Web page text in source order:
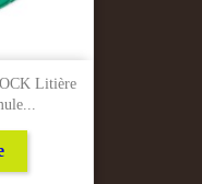
Litière